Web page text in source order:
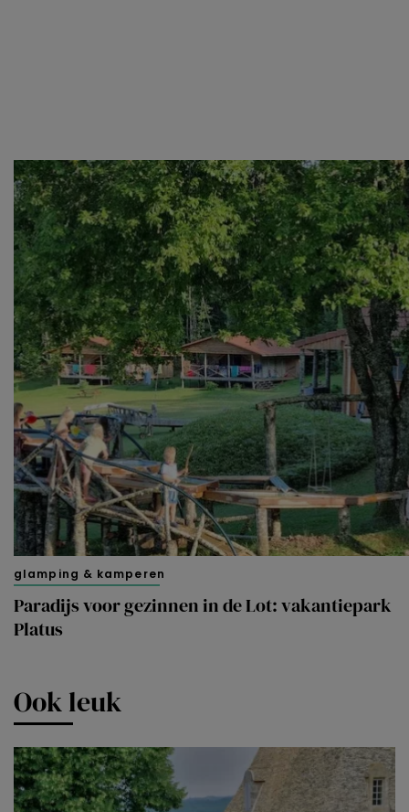
glamping & kamperen
Paradijs voor gezinnen in de Lot: vakantiepark
Platus
Ook leuk